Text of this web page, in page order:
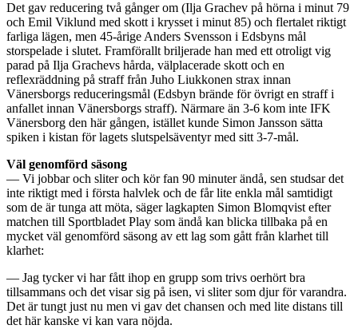
Det gav reducering två gånger om (Ilja Grachev på hörna i minut 79
och Emil Viklund med skott i krysset i minut 85) och flertalet riktigt
farliga lägen, men 45-årige Anders Svensson i Edsbyns mål
storspelade i slutet. Framförallt briljerade han med ett otroligt vig
parad på Ilja Grachevs hårda, välplacerade skott och en
reflexräddning på straff från Juho Liukkonen strax innan
Vänersborgs reduceringsmål (Edsbyn brände för övrigt en straff i
anfallet innan Vänersborgs straff). Närmare än 3-6 kom inte IFK
Vänersborg den här gången, istället kunde Simon Jansson sätta
spiken i kistan för lagets slutspelsäventyr med sitt 3-7-mål.
Väl genomförd säsong
— Vi jobbar och sliter och kör fan 90 minuter ändå, sen studsar det
inte riktigt med i första halvlek och de får lite enkla mål samtidigt
som de är tunga att möta, säger lagkapten Simon Blomqvist efter
matchen till Sportbladet Play som ändå kan blicka tillbaka på en
mycket väl genomförd säsong av ett lag som gått från klarhet till
klarhet:
— Jag tycker vi har fått ihop en grupp som trivs oerhört bra
tillsammans och det visar sig på isen, vi sliter som djur för varandra.
Det är tungt just nu men vi gav det chansen och med lite distans till
det här kanske vi kan vara nöjda.